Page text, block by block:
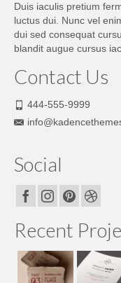
Duis iaculis pretium
luctus dui. Nunc vel
dui sed consequat
blandit augue cursus
Contact Us
444-555-9999
Social
Recent